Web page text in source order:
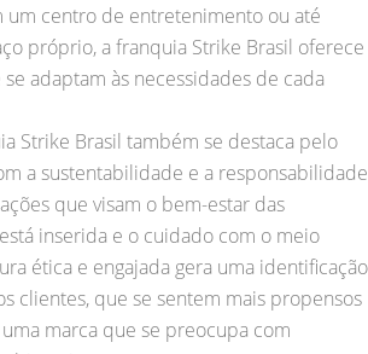
um centro de entretenimento ou até
próprio, a franquia Strike Brasil oferece
adaptam às necessidades de cada
Strike Brasil também se destaca pelo
a sustentabilidade e a responsabilidade
que visam o bem-estar das
inserida e o cuidado com o meio
ética e engajada gera uma identificação
clientes, que se sentem mais propensos
marca que se preocupa com